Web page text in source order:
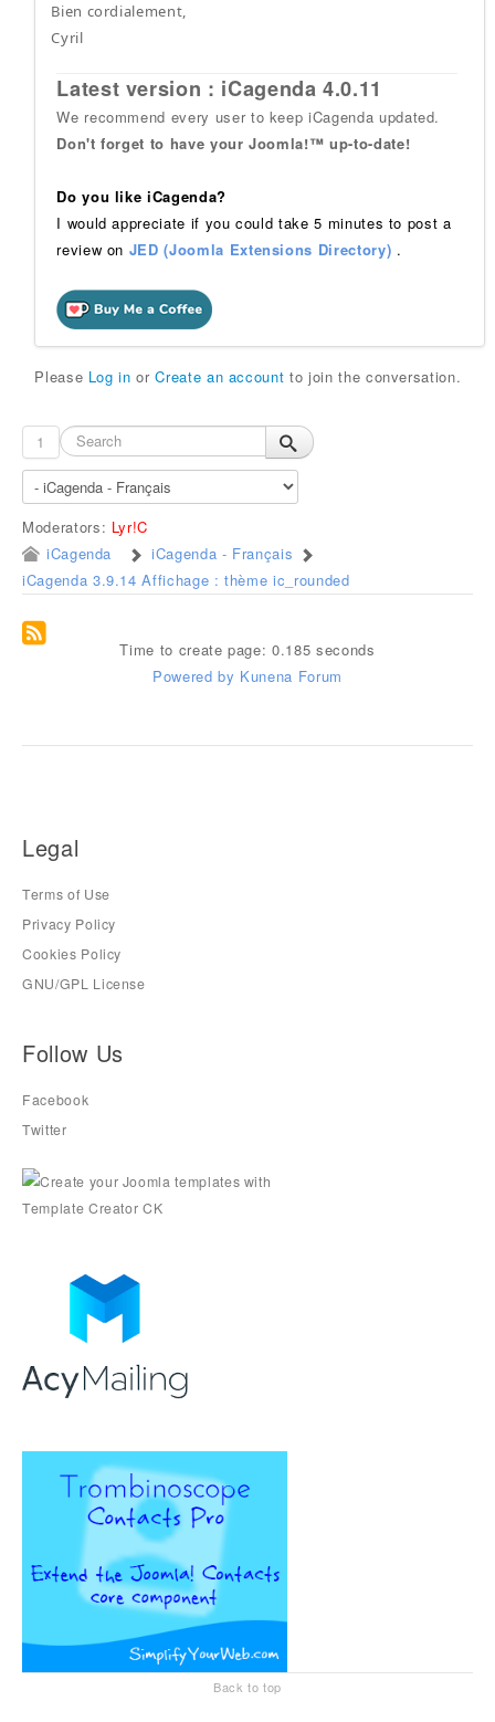
Bien cordialement,
Cyril
Latest version : iCagenda 4.0.11
We recommend every user to keep iCagenda updated.
Don't forget to have your Joomla!™ up-to-date!
Do you like iCagenda?
I would appreciate if you could take 5 minutes to post a
review on JED (Joomla Extensions Directory) .
Please Log in orCreate an account to join the conversation.
1
Moderators: Lyr!C
iCagenda
iCagenda - Français
iCagenda 3.9.14 Affichage : thème ic_rounded
Time to create page: 0.185 seconds
Powered by Kunena Forum
Legal
Terms of Use
Privacy Policy
Cookies Policy
GNU/GPL License
Follow Us
Facebook
Twitter
Back to top